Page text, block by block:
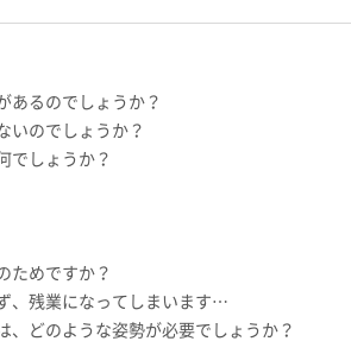
るのでしょうか？
のでしょうか？
しょうか？
めですか？
残業になってしまいます…
のような姿勢が必要でしょうか？